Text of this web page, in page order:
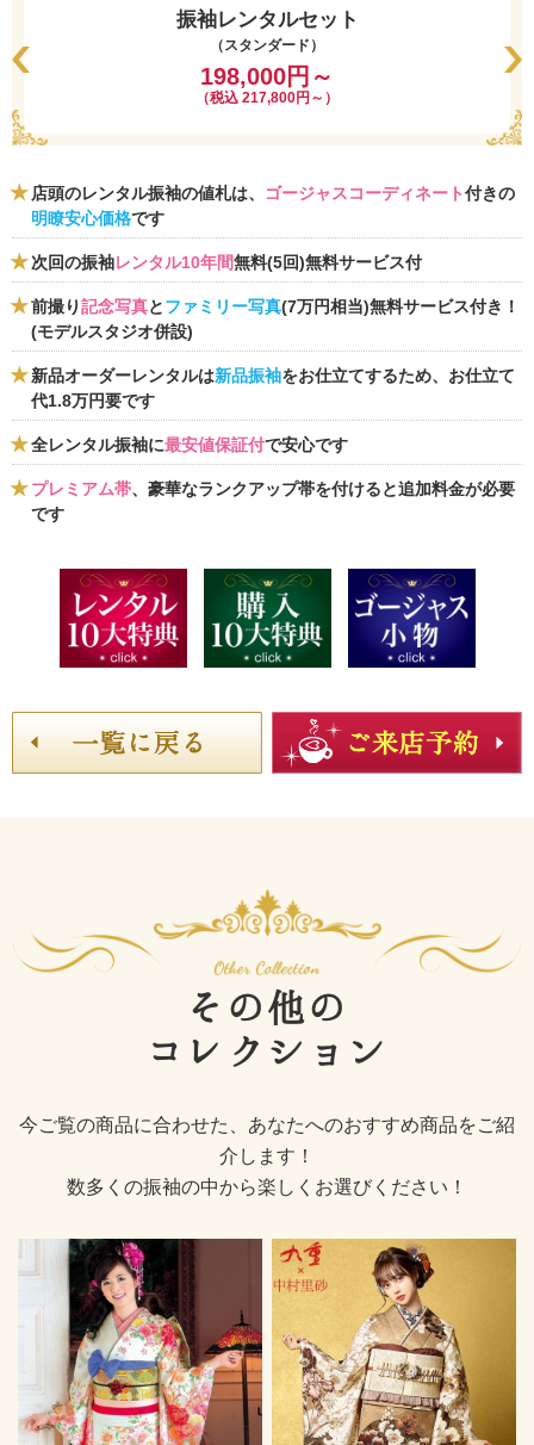
振袖レンタルセット
（スタンダード）
198,000円～
（税込 217,800円～）
店頭のレンタル振袖の値札は、 ゴージャスコーディネート付きの
明瞭安心価格です
次回の振袖レンタル10年間無料(5回)無料サービス付
前撮り記念写真とファミリー写真(7万円相当)無料サービス付き！
(モデルスタジオ併設)
新品オーダーレンタルは新品振袖をお仕立てするため、お仕立て
代1.8万円要です
全レンタル振袖に最安値保証付で安心です
プレミアム帯、豪華なランクアップ帯を付けると追加料金が必要
です
その他の
コレクション
今ご覧の商品に合わせた、あなたへのおすすめ商品をご紹
介します！
数多くの振袖の中から楽しくお選びください！